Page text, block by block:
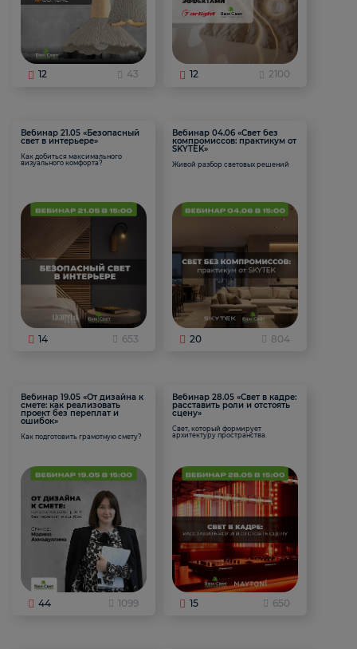
12 43 12 2100
Вебинар 21.05 «Безопасный
свет в интерьере»
Как добиться максимального
визуального комфорта?
14 653
Вебинар 04.06 «Свет без
компромиссов: практикум от
SKYTEK»
Живой разбор световых решений
20 804
Вебинар 19.05 «От дизайна к
смете: как реализовать
проект без переплат и
ошибок»
Как подготовить грамотную смету?
44 1099
Вебинар 28.05 «Свет в кадре:
расставить роли и отстоять
сцену»
Свет, который формирует
архитектуру пространства.
15 650